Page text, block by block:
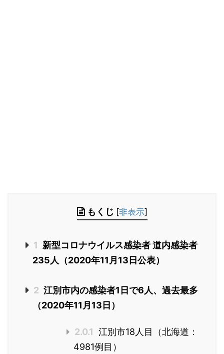
もくじ [非表示]
1 新型コロナウイルス感染者 道内感染者
235人（2020年11月13日公表）
2 江別市内の感染者1日で6人、過去最多
（2020年11月13日）
2.0.1 江別市18人目（北海道：
4981例目）